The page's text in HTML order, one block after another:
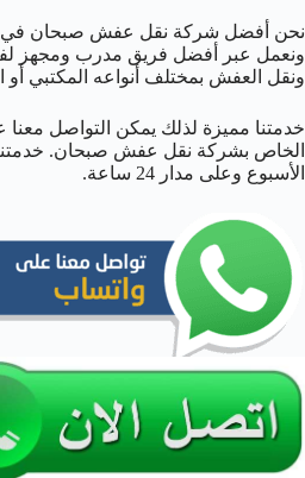
نحن أفضل شركة نقل عفش صبحان في
ونعمل عبر أفضل فريق مدرب ومجهز
ونقل العفش بمختلف أنواعه المكتبي أو
الخاص بشركة نقل عفش صبحان. خدمتنا
الأسبوع وعلى مدار 24 ساعة.